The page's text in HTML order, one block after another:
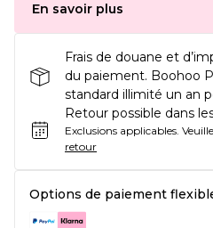
En savoir plus
Frais de douane et
du paiement. Boohoo
standard illimité un an
Retour possible dans
Exclusions applicables.
retour
Options de paiement